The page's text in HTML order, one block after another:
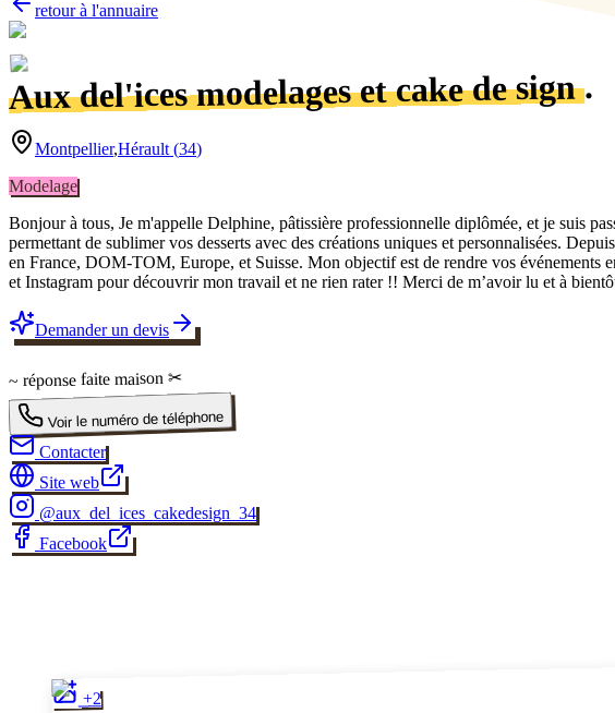
retour à l'annuaire
Aux del'ices modelages et cake de sign.
Montpellier,Hérault (34)
Modelage
Bonjour à tous, Je m'appelle Delphine, pâtissière professionnelle diplômée, et je suis
permettant de sublimer vos desserts avec des créations uniques et personnalisées.
en France, DOM-TOM, Europe, et Suisse. Mon objectif est de rendre vos événements
et Instagram pour découvrir mon travail et ne rien rater !! Merci de m’avoir lu et à
Demander un devis
~ réponsefaite maison ✂
Voir le numéro de téléphone
Contacter
Site web
@aux_del_ices_cakedesign_34
Facebook
+2